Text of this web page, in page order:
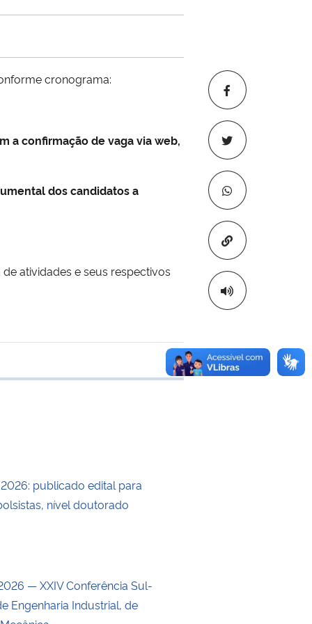
Copiar para
cronograma:
a confirmação de vaga via web,
dos candidatos a
atividades e seus respectivos
publicado edital para
nível doutorado
— XXIV Conferência Sul-
Engenharia Industrial, de